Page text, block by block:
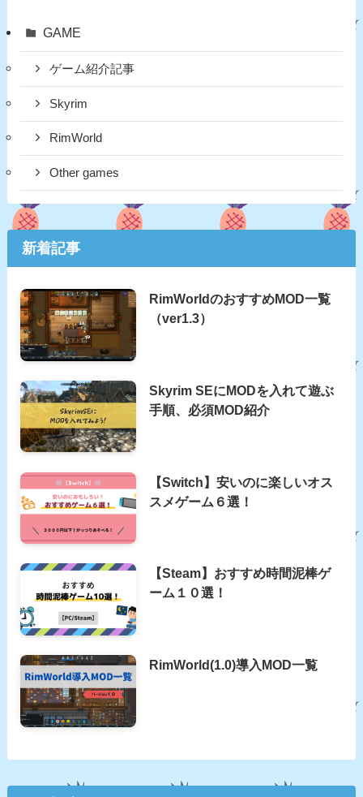
GAME
ゲーム紹介記事
Skyrim
RimWorld
Other games
新着記事
RimWorldのおすすめMOD一覧
（ver1.3）
Skyrim SEにMODを入れて遊ぶ
手順、必須MOD紹介
【Switch】安いのに楽しいオス
スメゲーム６選！
【Steam】おすすめ時間泥棒ゲ
ーム１０選！
RimWorld(1.0)導入MOD一覧